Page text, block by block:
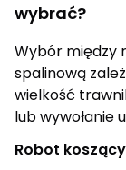
wybrać?
Wybór między
spalinową
wielkość
lub wywołanie
Robot